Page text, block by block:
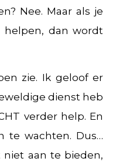
Nee. Maar als je
helpen, dan wordt
zie. Ik geloof er
dienst heb
verder help. En
te wachten. Dus…
aan te bieden,